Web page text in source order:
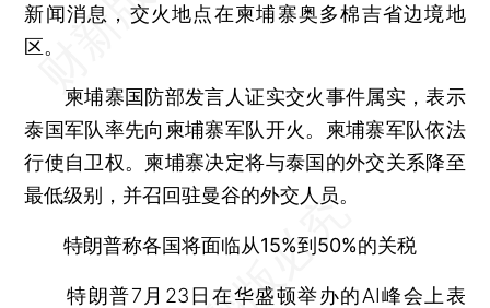
新闻消息，交火地点在柬埔寨奥多棉吉省边境地
区。
柬埔寨国防部发言人证实交火事件属实，表示
泰国军队率先向柬埔寨军队开火。柬埔寨军队依法
行使自卫权。柬埔寨决定将与泰国的外交关系降至
最低级别，并召回驻曼谷的外交人员。
特朗普称各国将面临从15%到50%的关税
特朗普7月23日在华盛顿举办的AI峰会上表